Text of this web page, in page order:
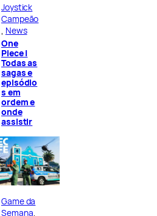
Joystick
Campeão
News
One
Piece |
Todas as
sagas e
episódio
s em
ordem e
onde
assistir
Game da
Semana